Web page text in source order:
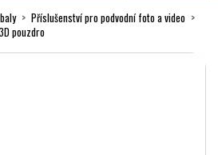
Příslušenství pro podvodní foto a video
pouzdro